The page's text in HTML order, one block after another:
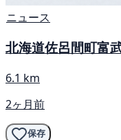
ニュース
北海道佐呂間町富
6.1 km
2ヶ月前
保存